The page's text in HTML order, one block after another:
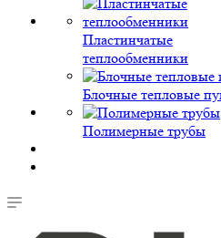
Пластинчатые
теплообменники
Блочные тепловые
Полимерные трубы